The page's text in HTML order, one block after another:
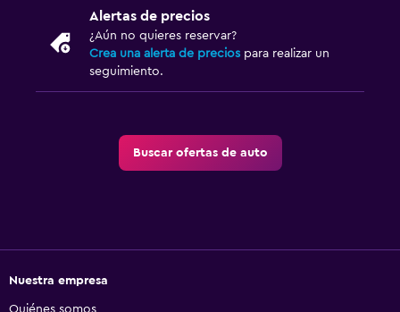
Alertas de precios
¿Aún no quieres reservar?
Crea una alerta de precios para realizar un
seguimiento.
Buscar ofertas de auto
Nuestra empresa